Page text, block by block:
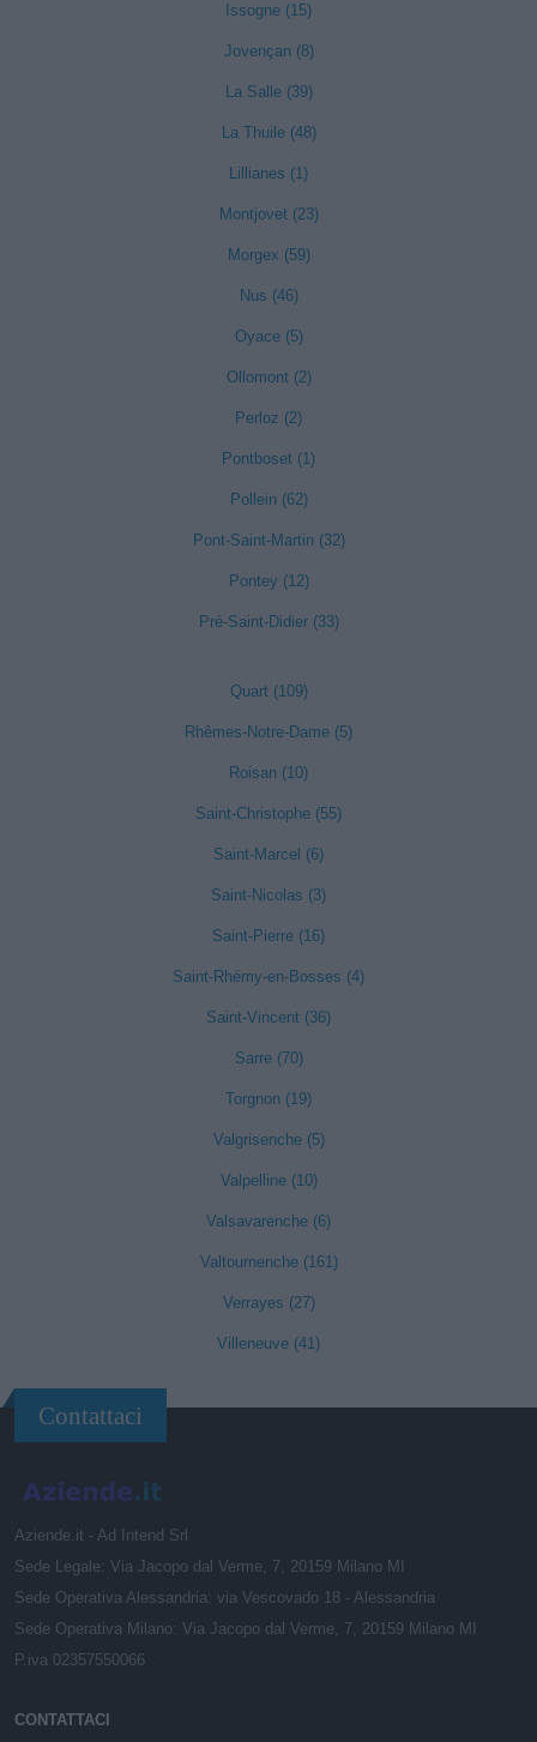
Issogne (15)
Jovençan (8)
La Salle (39)
La Thuile (48)
Lillianes (1)
Montjovet (23)
Morgex (59)
Nus (46)
Oyace (5)
Ollomont (2)
Perloz (2)
Pontboset (1)
Pollein (62)
Pont-Saint-Martin (32)
Pontey (12)
Pré-Saint-Didier (33)
Quart (109)
Rhêmes-Notre-Dame (5)
Roisan (10)
Saint-Christophe (55)
Saint-Marcel (6)
Saint-Nicolas (3)
Saint-Pierre (16)
Saint-Rhémy-en-Bosses (4)
Saint-Vincent (36)
Sarre (70)
Torgnon (19)
Valgrisenche (5)
Valpelline (10)
Valsavarenche (6)
Valtournenche (161)
Verrayes (27)
Villeneuve (41)
Contattaci
Aziende.it - Ad Intend Srl
Sede Legale: Via Jacopo dal Verme, 7, 20159 Milano MI
Sede Operativa Alessandria: via Vescovado 18 - Alessandria
Sede Operativa Milano: Via Jacopo dal Verme, 7, 20159 Milano MI
P.iva 02357550066
CONTATTACI